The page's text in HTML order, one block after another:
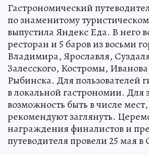
Гастрономический
по знаменитому
выпустила Яндекс Еда. В него
ресторан и 5 баров из восьми
Владимира, Ярославля,
Залесского, Костромы,
Рыбинска. Для пользователей
в локальной гастрономии.
возможность быть в числе
рекомендуют заглянуть.
награждения финалистов и
путеводителя провели 25 мая в